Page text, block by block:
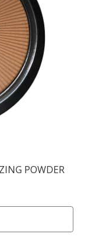
POWDER